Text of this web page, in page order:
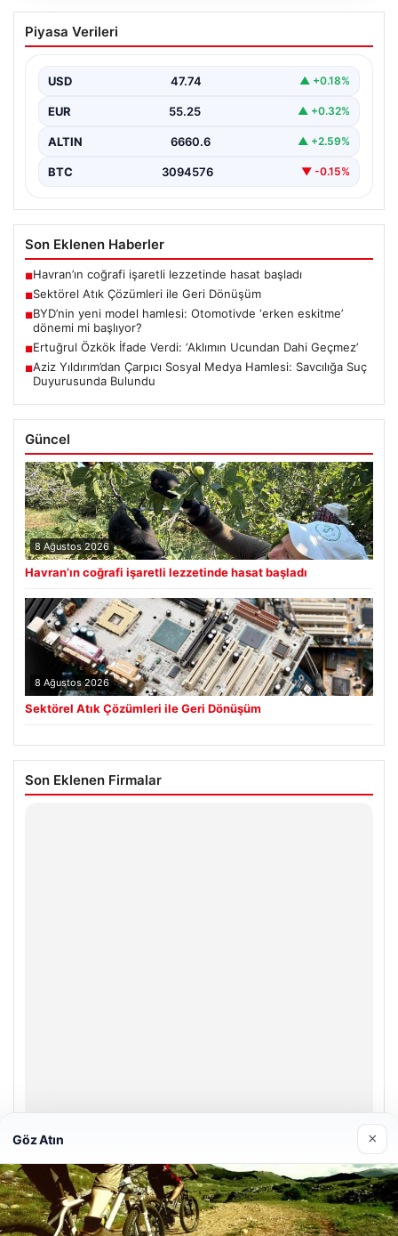
Sektörel Atık Çözümleri ile Geri
Dönüşüm
altyapı sistemlerini sürekli aralıklarla değiştirmektedir.
Bu güncelleme süreçlerinde…
Piyasa Verileri
USD 47.74 ▲ +0.18%
EUR 55.25 ▲ +0.32%
ALTIN 6660.6 ▲ +2.59%
BTC 3094576 ▼ -0.15%
Son Eklenen Haberler
■Havran’ın coğrafi işaretli lezzetinde hasat başladı
■Sektörel Atık Çözümleri ile Geri Dönüşüm
■BYD’nin yeni model hamlesi: Otomotivde ‘erken eskitme’
dönemi mi başlıyor?
■Ertuğrul Özkök İfade Verdi: ‘Aklımın Ucundan Dahi Geçmez’
■Aziz Yıldırım’dan Çarpıcı Sosyal Medya Hamlesi: Savcılığa Suç
Duyurusunda Bulundu
Güncel
8 Ağustos 2026
Havran’ın coğrafi işaretli lezzetinde hasat başladı
8 Ağustos 2026
Sektörel Atık Çözümleri ile Geri Dönüşüm
Son Eklenen Firmalar
Prenses Night Club
29 Nisan 2026
Göz Atın ×